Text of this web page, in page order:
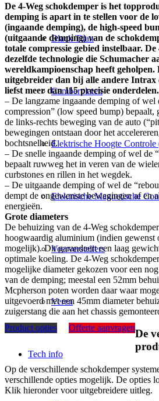
Black Titan
Camberplaten
Elektrische Hoogte
Elektrische Magnetische
Veerverstellers
Veren
Tech info
De 4-Weg schokdemper is het
demping is apart in te stellen voor de
(ingaande demping), de high-speed
(uitgaande demping) van de
totale compressie gebied instelbaar. De
dezelfde technologie die Schumacher
wereldkampioenschap heeft
uitgebreider dan bij alle andere Intrax
liefst meer dan 115 precisie onderdelen.
– De langzame ingaande demping of wel
compression” (low speed bump) bepaalt,
de links-rechts beweging van de auto
bewegingen ontstaan door het
bochtsnelheid.
– De snelle ingaande demping of wel de
bepaalt ruwweg het in veren van de
curbstones en rillen in het wegdek.
– De uitgaande demping of wel de
dempt de ongewenste bewegingen af en
energieën.
Grote diameters
De behuizing van de 4-Weg
hoogwaardig aluminium (indien gewenst
mogelijk). Dit garandeert een laag
optimale koeling. De 4-Weg
mogelijke diameter gekozen voor een
van de demping; meestal een 52mm
Mcpherson poten worden daar waar
uitgevoerd met een 45mm diameter
zuigerstang die aan het chassis
Product opties
Offerte aanvragen
De
Op de verschillende schokdemper
verschillende opties mogelijk. De opties
Klik hieronder voor uitgebreidere uitleg.